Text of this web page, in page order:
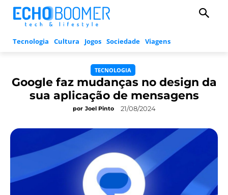
Tecnologia Cultura Jogos Sociedade Viagens
TECNOLOGIA
Google faz mudanças no design da
sua aplicação de mensagens
por Joel Pinto 21/08/2024